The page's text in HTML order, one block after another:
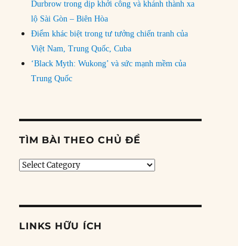
Trung Quốc”
Durbrow trong dịp khởi công và khánh thành xa
lộ Sài Gòn – Biên Hòa
Điểm khác biệt trong tư tưởng chiến tranh của
Việt Nam, Trung Quốc, Cuba
‘Black Myth: Wukong’ và sức mạnh mềm của
Trung Quốc
TÌM BÀI THEO CHỦ ĐỀ
Tìm
LINKS HỮU ÍCH